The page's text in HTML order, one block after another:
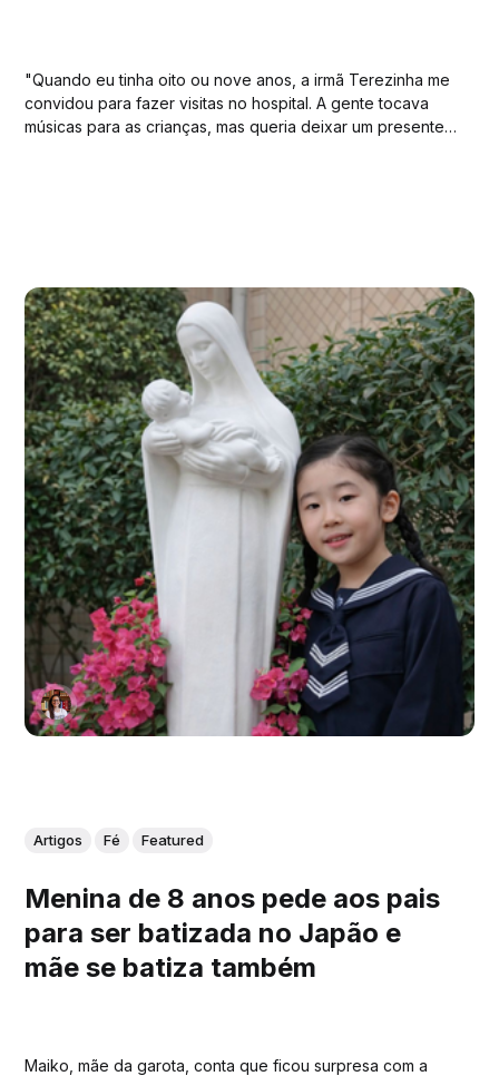
"Quando eu tinha oito ou nove anos, a irmã Terezinha me
convidou para fazer visitas no hospital. A gente tocava
músicas para as crianças, mas queria deixar um presente
Artigos Fé Featured
Menina de 8 anos pede aos pais
para ser batizada no Japão e
mãe se batiza também
Maiko, mãe da garota, conta que ficou surpresa com a